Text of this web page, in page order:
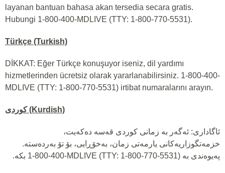
layanan bantuan bahasa akan tersedia secara gratis.
Hubungi 1-800-400-MDLIVE (TTY: 1-800-770-5531).
Türkçe (Turkish)
DİKKAT: Eğer Türkçe konuşuyor iseniz, dil yardımı
hizmetlerinden ücretsiz olarak yararlanabilirsiniz. 1-800-400-
MDLIVE (TTY: 1-800-770-5531) irtibat numaralarını arayın.
کوردی (Kurdish)
ئاگاداری: ئەگەر بە زمانی کوردی قەسە دەکەیت،
خزمەتگوزاریەکانی یارمەتی زمان، بەخۆڕایی، بۆ تۆ بەردەستە.
پەیوەندی بە 1-800-400-MDLIVE (TTY: 1-800-770-5531) بکە.